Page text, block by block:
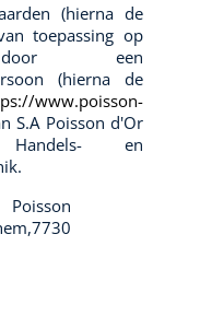
(hierna de
toepassing op
een
(hierna de
www.poisson-
S.A Poisson d'Or
en
Poisson